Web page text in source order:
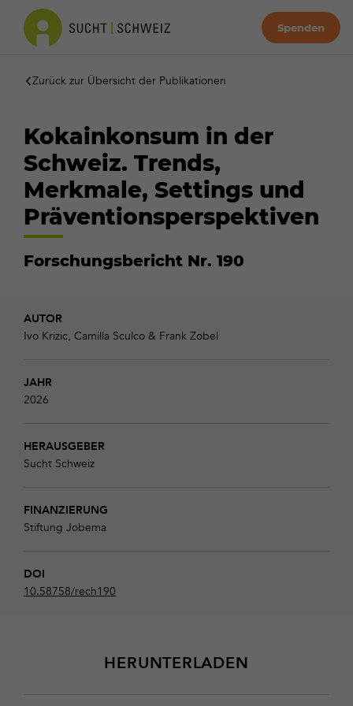
Spenden
Zurück zur Übersicht der Publikationen
Kokainkonsum in der
Schweiz. Trends,
Merkmale, Settings und
Präventionsperspektiven
Forschungsbericht Nr. 190
AUTOR
Ivo Krizic, Camilla Sculco & Frank Zobel
JAHR
2026
HERAUSGEBER
Sucht Schweiz
FINANZIERUNG
Stiftung Jobema
DOI
10.58758/rech190
HERUNTERLADEN